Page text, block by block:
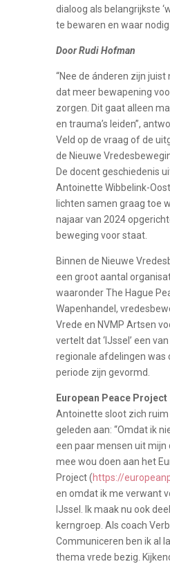
dialoog als belangrijkste
te bewaren en waar
Door Rudi Hofman
“Nee de ánderen zijn
dat meer bewapening
zorgen. Dit gaat alleen
en trauma’s leiden”,
Veld op de vraag of de
de Nieuwe
De docent geschiedenis
Antoinette Wibbelink-
lichten samen graag toe
najaar van 2024
beweging voor staat.
Binnen de Nieuwe
een groot aantal
waaronder The Hague
Wapenhandel,
Vrede en NVMP Artsen
vertelt dat ‘IJssel’ een
regionale afdelingen was
periode zijn gevormd.
European Peace Project
Antoinette sloot zich ruim
geleden aan: “Omdat ik
een paar mensen uit mijn
mee wou doen aan het
Project (https://
en omdat ik me verwant
IJssel. Ik maak nu ook
kerngroep. Als coach
Communiceren ben ik al
thema vrede bezig.